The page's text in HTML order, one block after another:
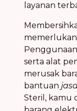
layanan
serta alat
merusak
bantuan
Steril, kamu